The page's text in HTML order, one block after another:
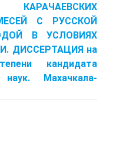
С РУССКОЙ
В УСЛОВИЯХ
ДИССЕРТАЦИЯ на
кандидата
наук. Махачкала-